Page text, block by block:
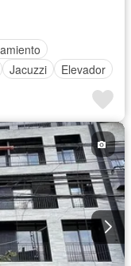
Jacuzzi
Elevador